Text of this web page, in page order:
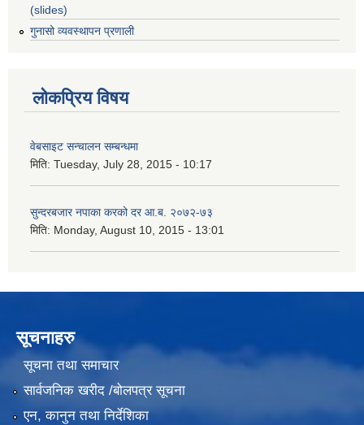
(slides)
गुनासो व्यवस्थापन प्रणाली
लोकप्रिय विषय
वेबसाइट सन्चालन सम्बन्धमा
मिति: Tuesday, July 28, 2015 - 10:17
सुन्दरबजार नपाका करको दर आ.ब. २०७२-७३
मिति: Monday, August 10, 2015 - 13:01
सूचनाहरु
सूचना तथा समाचार
सार्वजनिक खरीद /बोलपत्र सूचना
एन, कानुन तथा निर्देशिका